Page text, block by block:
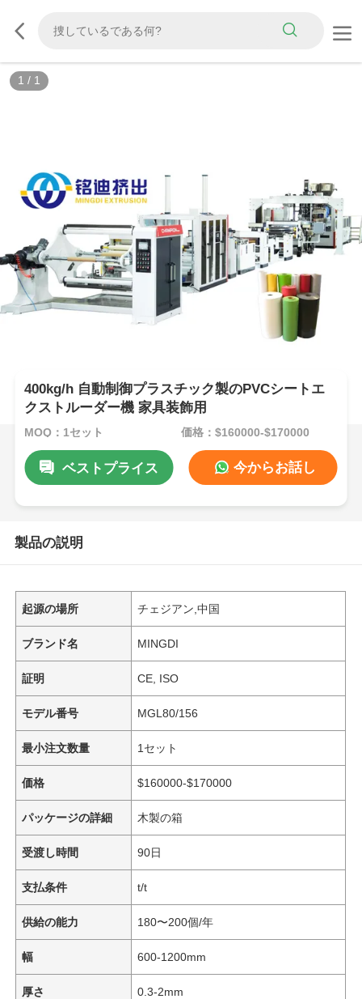
1 / 1
400kg/h 自動制御プラスチック製のPVCシートエ
クストルーダー機 家具装飾用
MOQ：1セット 価格：$160000-$170000
ベストプライス 今からお話し
製品の説明
起源の場所 チェジアン,中国
ブランド名 MINGDI
証明 CE, ISO
モデル番号 MGL80/156
最小注文数量 1セット
価格 $160000-$170000
パッケージの詳細 木製の箱
受渡し時間 90日
支払条件 t/t
供給の能力 180〜200個/年
幅 600-1200mm
厚さ 0.3-2mm